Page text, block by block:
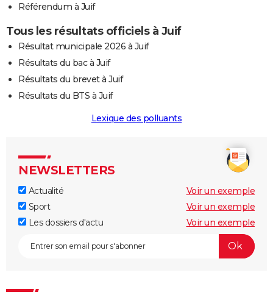
Référendum à Juif
Tous les résultats officiels à Juif
Résultat municipale 2026 à Juif
Résultats du bac à Juif
Résultats du brevet à Juif
Résultats du BTS à Juif
Lexique des polluants
NEWSLETTERS
Actualité
Voir un exemple
Sport
Voir un exemple
Les dossiers d'actu
Voir un exemple